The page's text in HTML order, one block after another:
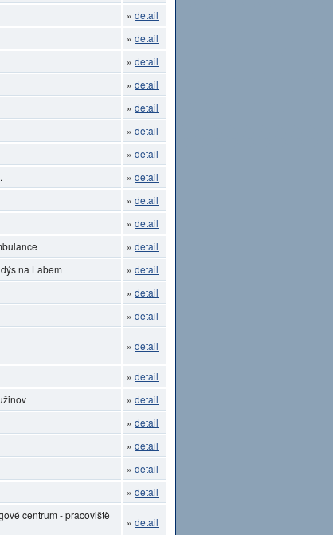
» detail
» detail
» detail
» detail
» detail
» detail
» detail
» detail
» detail
» detail
» detail
na Labem » detail
» detail
» detail
» detail
» detail
» detail
» detail
» detail
» detail
» detail
centrum - pracoviště
» detail